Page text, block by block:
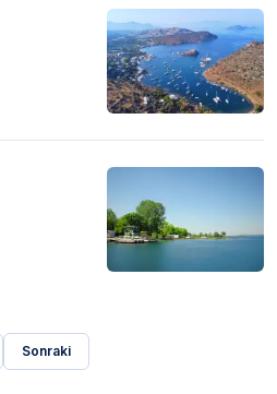
Sonraki